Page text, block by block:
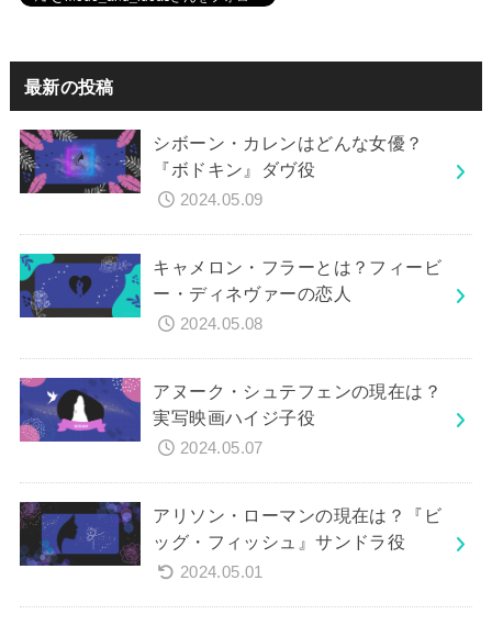
最新の投稿
シボーン・カレンはどんな女優？
『ボドキン』ダヴ役
2024.05.09
キャメロン・フラーとは？フィービ
ー・ディネヴァーの恋人
2024.05.08
アヌーク・シュテフェンの現在は？
実写映画ハイジ子役
2024.05.07
アリソン・ローマンの現在は？『ビ
ッグ・フィッシュ』サンドラ役
2024.05.01